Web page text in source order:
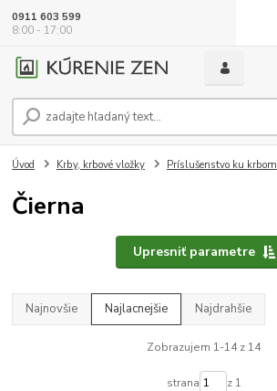
0911 603 599
8:00 - 17:00
Úvod Krby, krbové vložky Príslušenstvo ku krbom
Čierna
Upresniť parametre
Najnovšie Najlacnejšie Najdrahšie
Zobrazujem 1-14 z 14
strana z 1